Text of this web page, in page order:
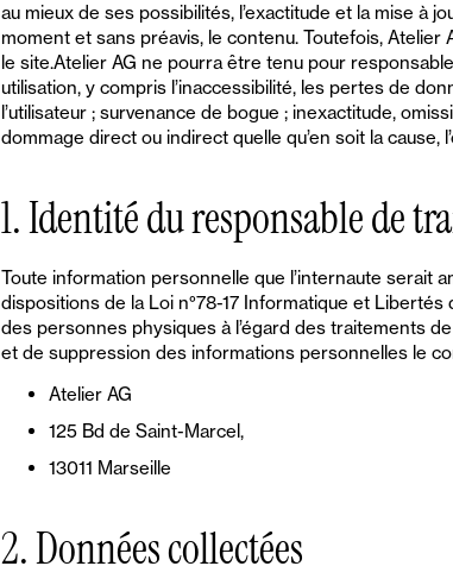
au mieux de ses possibilités, l’exactitude et la mise
moment et sans préavis, le contenu. Toutefois, Atelier
le site.Atelier AG ne pourra être tenu pour
utilisation, y compris l’inaccessibilité, les pertes de
l’utilisateur ; survenance de bogue ; inexactitude,
dommage direct ou indirect quelle qu’en soit la cause,
1. Identité du responsable de
Toute information personnelle que l’internaute serait
dispositions de la Loi n°78-17 Informatique et
des personnes physiques à l’égard des traitements
et de suppression des informations personnelles le
Atelier AG
125 Bd de Saint-Marcel,
13011 Marseille
2. Données collectées